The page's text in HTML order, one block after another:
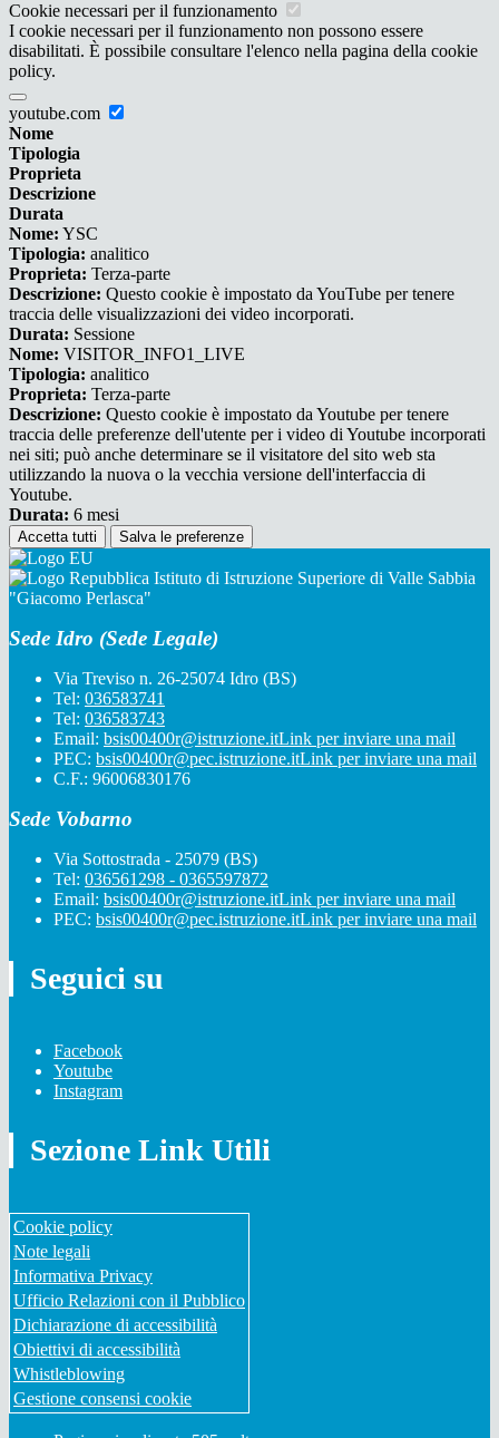
Cookie necessari per il funzionamento
I cookie necessari per il funzionamento non possono essere
disabilitati. È possibile consultare l'elenco nella pagina della cookie
policy.
youtube.com
Nome
Tipologia
Proprieta
Descrizione
Durata
Nome: YSC
Tipologia: analitico
Proprieta: Terza-parte
Descrizione: Questo cookie è impostato da YouTube per tenere
traccia delle visualizzazioni dei video incorporati.
Durata: Sessione
Nome: VISITOR_INFO1_LIVE
Tipologia: analitico
Proprieta: Terza-parte
Descrizione: Questo cookie è impostato da Youtube per tenere
traccia delle preferenze dell'utente per i video di Youtube incorporati
nei siti; può anche determinare se il visitatore del sito web sta
utilizzando la nuova o la vecchia versione dell'interfaccia di
Youtube.
Durata: 6 mesi
Accetta tutti Salva le preferenze
Istituto di Istruzione Superiore di Valle Sabbia
"Giacomo Perlasca"
Sede Idro (Sede Legale)
Via Treviso n. 26-25074 Idro (BS)
Tel: 036583741
Tel: 036583743
Email: bsis00400r@istruzione.itLink per inviare una mail
PEC: bsis00400r@pec.istruzione.itLink per inviare una mail
C.F.: 96006830176
Sede Vobarno
Via Sottostrada - 25079 (BS)
Tel: 036561298 - 0365597872
Email: bsis00400r@istruzione.itLink per inviare una mail
PEC: bsis00400r@pec.istruzione.itLink per inviare una mail
Seguici su
Facebook
Youtube
Instagram
Sezione Link Utili
Cookie policy
Note legali
Informativa Privacy
Ufficio Relazioni con il Pubblico
Dichiarazione di accessibilità
Obiettivi di accessibilità
Whistleblowing
Gestione consensi cookie